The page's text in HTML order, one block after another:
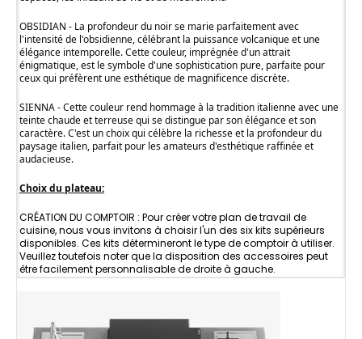
OBSIDIAN - La profondeur du noir se marie parfaitement avec
l'intensité de l'obsidienne, célébrant la puissance volcanique et une
élégance intemporelle. Cette couleur, imprégnée d'un attrait
énigmatique, est le symbole d'une sophistication pure, parfaite pour
ceux qui préfèrent une esthétique de magnificence discrète.
SIENNA - Cette couleur rend hommage à la tradition italienne avec une
teinte chaude et terreuse qui se distingue par son élégance et son
caractère. C'est un choix qui célèbre la richesse et la profondeur du
paysage italien, parfait pour les amateurs d'esthétique raffinée et
audacieuse.
Choix du plateau:
CRÉATION DU COMPTOIR : Pour créer votre plan de travail de
cuisine, nous vous invitons à choisir l'un des six kits supérieurs
disponibles. Ces kits détermineront le type de comptoir à utiliser.
Veuillez toutefois noter que la disposition des accessoires peut
être facilement personnalisable de droite à gauche.